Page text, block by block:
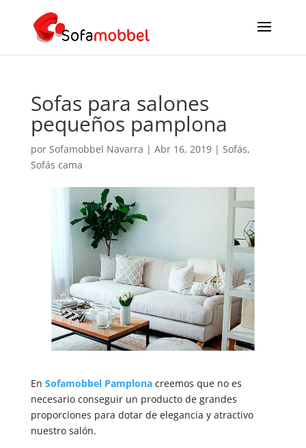
Sofas para salones
pequeños pamplona
por Sofamobbel Navarra | Abr 16, 2019| Sofás,
Sofás cama
En Sofamobbel Pamplonacreemos que no es
necesario conseguir un producto de grandes
proporciones para dotar de elegancia y atractivo
nuestro salón.